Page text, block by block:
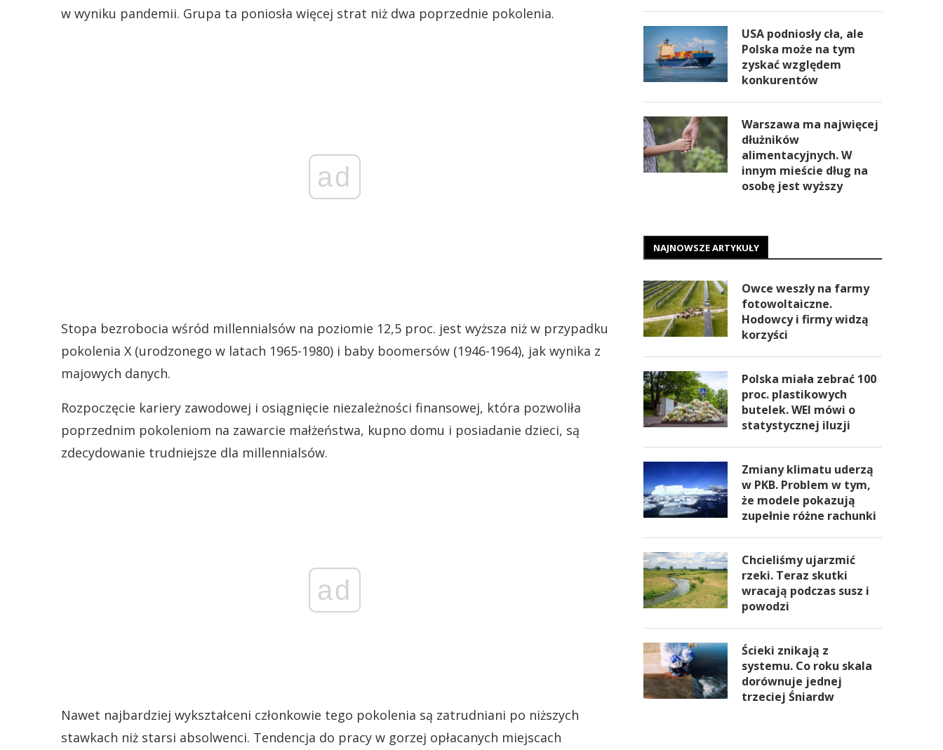
w wyniku pandemii. Grupa ta poniosła więcej strat niż dwa poprzednie pokolenia.
ad
Stopa bezrobocia wśród millennialsów na poziomie 12,5 proc. jest wyższa niż w przypadku
pokolenia X (urodzonego w latach 1965-1980) i baby boomersów (1946-1964), jak wynika z
majowych danych.
Rozpoczęcie kariery zawodowej i osiągnięcie niezależności finansowej, która pozwoliła
poprzednim pokoleniom na zawarcie małżeństwa, kupno domu i posiadanie dzieci, są
zdecydowanie trudniejsze dla millennialsów.
ad
Nawet najbardziej wykształceni członkowie tego pokolenia są zatrudniani po niższych
stawkach niż starsi absolwenci. Tendencja do pracy w gorzej opłacanych miejscach
USA podniosły cła, ale
Polska może na tym
zyskać względem
konkurentów
Warszawa ma najwięcej
dłużników
alimentacyjnych. W
innym mieście dług na
osobę jest wyższy
NAJNOWSZE ARTYKUŁY
Owce weszły na farmy
fotowoltaiczne.
Hodowcy i firmy widzą
korzyści
Polska miała zebrać 100
proc. plastikowych
butelek. WEI mówi o
statystycznej iluzji
Zmiany klimatu uderzą
w PKB. Problem w tym,
że modele pokazują
zupełnie różne rachunki
Chcieliśmy ujarzmić
rzeki. Teraz skutki
wracają podczas susz i
powodzi
Ścieki znikają z
systemu. Co roku skala
dorównuje jednej
trzeciej Śniardw